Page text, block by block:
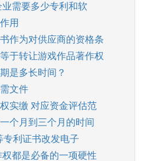
需要多少专利和软
用
作为对供应商的资格条
于转让游戏作品著作权
是多长时间？
文件
实缴 对应资金评估范
个月到三个月的时间
专利证书改发电子
都是必备的一项硬性